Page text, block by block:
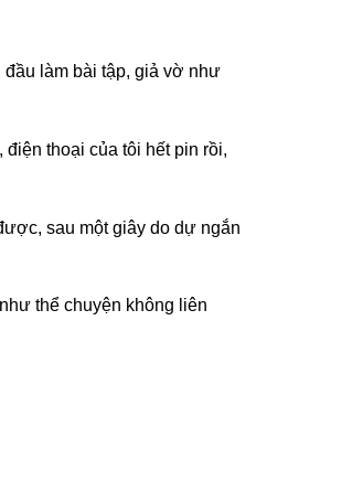
làm bài tập, giả vờ như
thoại của tôi hết pin rồi,
sau một giây do dự ngắn
thể chuyện không liên